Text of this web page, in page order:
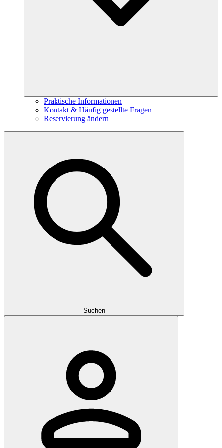
Praktische Informationen
Kontakt & Häufig gestellte Fragen
Reservierung ändern
Suchen